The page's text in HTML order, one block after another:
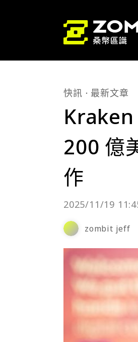
快訊 最新文章
Kraken
200 億
作
2025/11/19
zombit jeff